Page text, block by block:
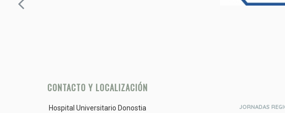
CONTACTO Y LOCALIZACIÓN
Hospital Universitario Donostia
JORNADAS